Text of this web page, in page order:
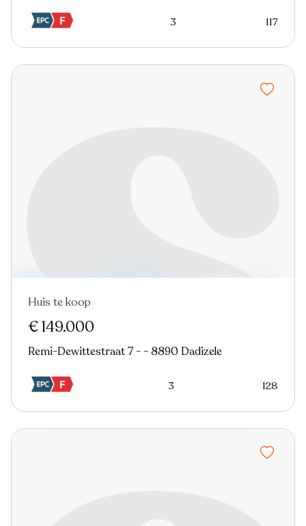
3 117
In optie
Huis te koop
€ 149.000
Remi-Dewittestraat 7 - - 8890 Dadizele
3 128